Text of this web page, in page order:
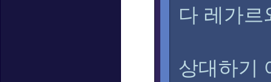
다 레가르
상대하기